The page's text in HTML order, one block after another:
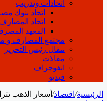
اتحادات وتدريب
اتحاد بنوك مصر
اتحاد
المعهد
مجتمع المصارف و
مقال رئيس التحرير
مقالات
انفوجراف
فيديو
الرئيسية/ اقتصاد/ أسعار الذهب تتراجع